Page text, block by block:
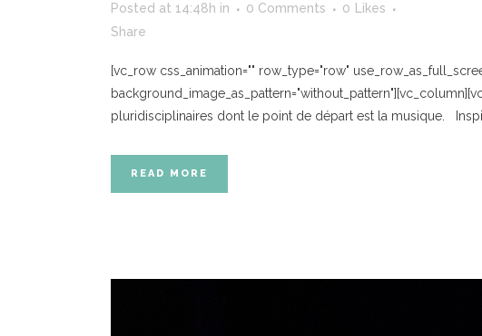
Posted at 14:48h in 0 Comments 0
Likes
Share
[vc_row css_animation="" row_type="row"
pluridisciplinaires dont le point de départ est la musique.
READ MORE